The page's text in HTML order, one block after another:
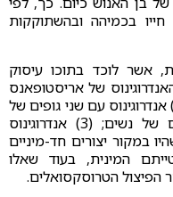
בכמיהה ובהשתוקקות
אשר לוכד בתוכו עיסוק
של אריסטופאנס
בתחילה היו שלושה מינים שלהם: (1) אנדרוגינוס עם שני גופים של
גברים; (2) אנדרוגינוס עם שני גופים של נשים; (3) אנדרוגינוס
במקור יצורים חד-מיניים
המינית, בעוד שאלו
הפיצול הטרוסקסואלים.